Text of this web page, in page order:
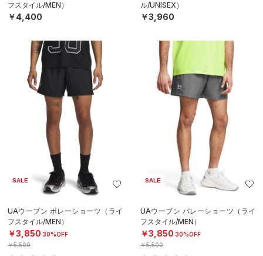
フスタイル/MEN）
￥4,400
ル/UNISEX）
￥3,960
SALE
UAウーブン ボレーショーツ（ライ
フスタイル/MEN）
￥3,850 30%OFF
￥5,500
SALE
UAウーブン バレーショーツ（ライ
フスタイル/MEN）
￥3,850 30%OFF
￥5,500